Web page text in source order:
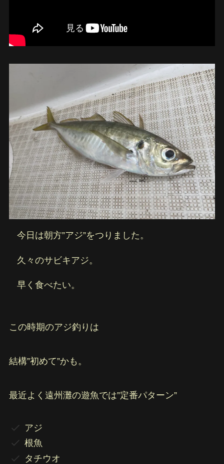
今日は朝方”アジ”をつりました。
久々のサビキアジ。
早く食べたい。
この時期のアジ釣りは
結構”初めて”かも。
最近よく遠州灘の遊魚では”定番パターン”
アジ
根魚
タチウオ